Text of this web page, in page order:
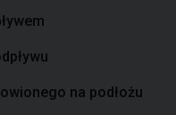
na podłożu